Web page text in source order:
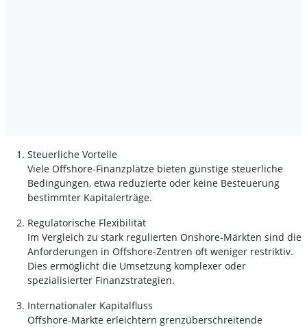
Steuerliche Vorteile
Viele Offshore-Finanzplätze bieten günstige steuerliche
Bedingungen, etwa reduzierte oder keine Besteuerung
bestimmter Kapitalerträge.
Regulatorische Flexibilität
Im Vergleich zu stark regulierten Onshore-Märkten sind die
Anforderungen in Offshore-Zentren oft weniger restriktiv.
Dies ermöglicht die Umsetzung komplexer oder
spezialisierter Finanzstrategien.
Internationaler Kapitalfluss
Offshore-Märkte erleichtern grenzüberschreitende